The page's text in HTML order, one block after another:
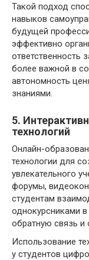
Такой подход
навыков
будущей
эффективно
ответственность
более важной в
автономность
знаниями.
5.
технологий
Онлайн-
технологии для
увлекательного
форумы,
студентам
однокурсниками
обратную связь
Использование
у студентов